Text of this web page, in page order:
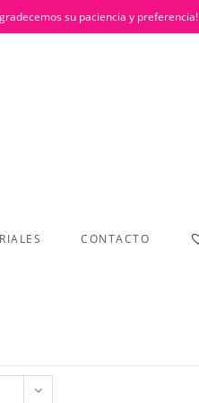
su paciencia y preferencia!
CONTACTO